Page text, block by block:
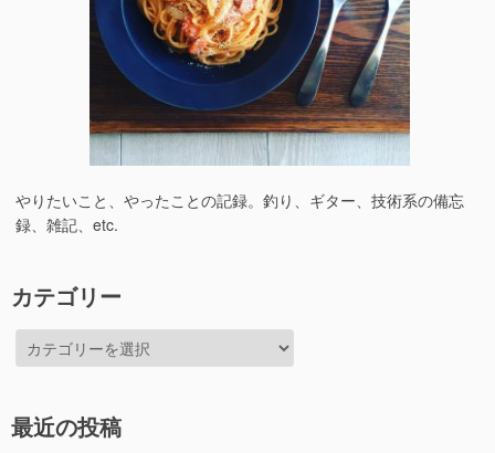
やりたいこと、やったことの記録。釣り、ギター、技術系の備忘
録、雑記、etc.
カテゴリー
テ
ー
最近の投稿